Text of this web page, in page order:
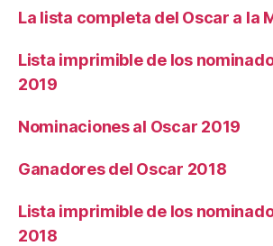
La lista completa del Oscar a la
Lista imprimible de los
2019
Nominaciones al Oscar 2019
Ganadores del Oscar 2018
Lista imprimible de los
2018